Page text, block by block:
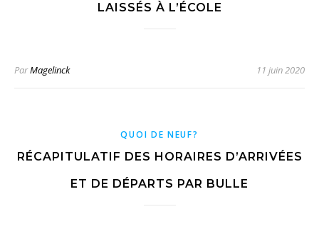
LAISSÉS À L’ÉCOLE
ParMagelinck 11 juin 2020
QUOI DE NEUF?
RÉCAPITULATIF DES HORAIRES D’ARRIVÉES
ET DE DÉPARTS PAR BULLE